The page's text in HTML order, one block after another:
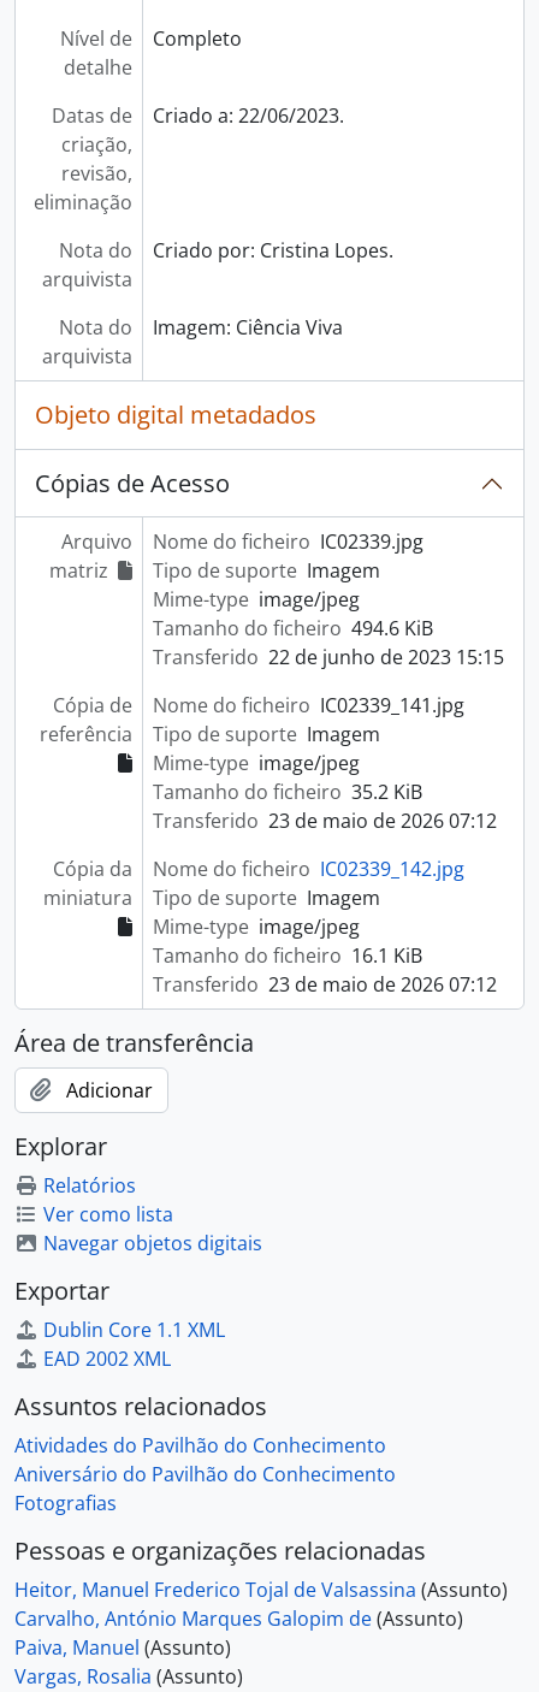
Nível de
detalhe
Completo
Datas de
criação,
revisão,
eliminação
Criado a: 22/06/2023.
Nota do
arquivista
Criado por: Cristina Lopes.
Nota do
arquivista
Imagem: Ciência Viva
Objeto digital metadados
Cópias de Acesso
Arquivo
matriz
Nome do ficheiro IC02339.jpg
Tipo de suporte Imagem
Mime-type image/jpeg
Tamanho do ficheiro 494.6 KiB
Transferido 22 de junho de 2023 15:15
Cópia de
referência
Nome do ficheiro IC02339_141.jpg
Tipo de suporte Imagem
Mime-type image/jpeg
Tamanho do ficheiro 35.2 KiB
Transferido 23 de maio de 2026 07:12
Cópia da
miniatura
Nome do ficheiro IC02339_142.jpg
Tipo de suporte Imagem
Mime-type image/jpeg
Tamanho do ficheiro 16.1 KiB
Transferido 23 de maio de 2026 07:12
Área de transferência
Adicionar
Explorar
Relatórios
Ver como lista
Navegar objetos digitais
Exportar
Dublin Core 1.1 XML
EAD 2002 XML
Assuntos relacionados
Atividades do Pavilhão do Conhecimento
Aniversário do Pavilhão do Conhecimento
Fotografias
Pessoas e organizações relacionadas
Heitor, Manuel Frederico Tojal de Valsassina (Assunto)
Carvalho, António Marques Galopim de(Assunto)
Paiva, Manuel (Assunto)
Vargas, Rosalia (Assunto)